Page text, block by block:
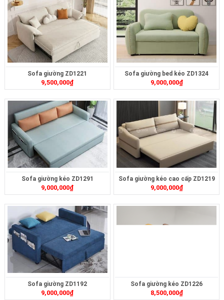
Sofa giường ZD1221
9,500,000₫
Sofa giường bed kéo ZD1324
9,000,000₫
Sofa giường kéo ZD1291
9,000,000₫
Sofa giường kéo cao cấp ZD1219
9,000,000₫
Sofa giường ZD1192
9,000,000₫
Sofa giường kéo ZD1226
8,500,000₫